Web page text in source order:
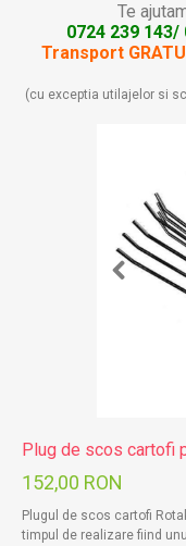
Te
0724 239 143/
Transport
(cu exceptia utilajelor si
Plug de scos cartofi
152,00 RON
Plugul de scos cartofi
timpul de realizare fiind